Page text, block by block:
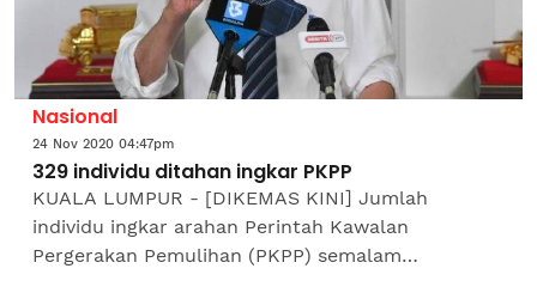
Nasional
24 Nov 2020 04:47pm
329 individu ditahan ingkar PKPP
KUALA LUMPUR - [DIKEMAS KINI] Jumlah
individu ingkar arahan Perintah Kawalan
Pergerakan Pemulihan (PKPP) semalam